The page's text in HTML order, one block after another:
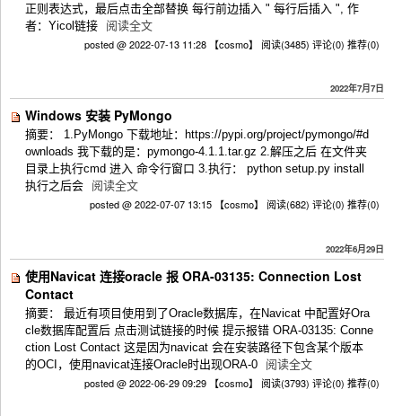
正则表达式，最后点击全部替换 每行前边插入 " 每行后插入 ", 作
者：Yicol链接
阅读全文
posted @ 2022-07-13 11:28 【cosmo】 阅读(3485) 评论(0) 推荐(0)
2022年7月7日
Windows 安装 PyMongo
摘要： 1.PyMongo 下载地址：https://pypi.org/project/pymongo/#d
ownloads 我下载的是：pymongo-4.1.1.tar.gz 2.解压之后 在文件夹
目录上执行cmd 进入 命令行窗口 3.执行： python setup.py install
执行之后会
阅读全文
posted @ 2022-07-07 13:15 【cosmo】 阅读(682) 评论(0) 推荐(0)
2022年6月29日
使用Navicat 连接oracle 报 ORA-03135: Connection Lost
Contact
摘要： 最近有项目使用到了Oracle数据库，在Navicat 中配置好Ora
cle数据库配置后 点击测试链接的时候 提示报错 ORA-03135: Conne
ction Lost Contact 这是因为navicat 会在安装路径下包含某个版本
的OCI，使用navicat连接Oracle时出现ORA-0
阅读全文
posted @ 2022-06-29 09:29 【cosmo】 阅读(3793) 评论(0) 推荐(0)